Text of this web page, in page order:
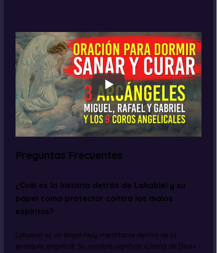
Preguntas Frecuentes
¿Cuál es la historia detrás de Lahabiel y su
papel como protector contra los malos
espíritus?
Lahabiel es un ángel muy importante dentro de la
jerarquía angelical. Su nombre significa «Llama de Dios»